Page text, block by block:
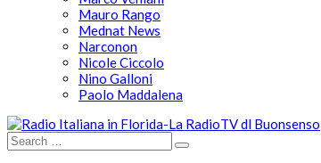
Mauro Rango
Mednat News
Narconon
Nicole Ciccolo
Nino Galloni
Paolo Maddalena